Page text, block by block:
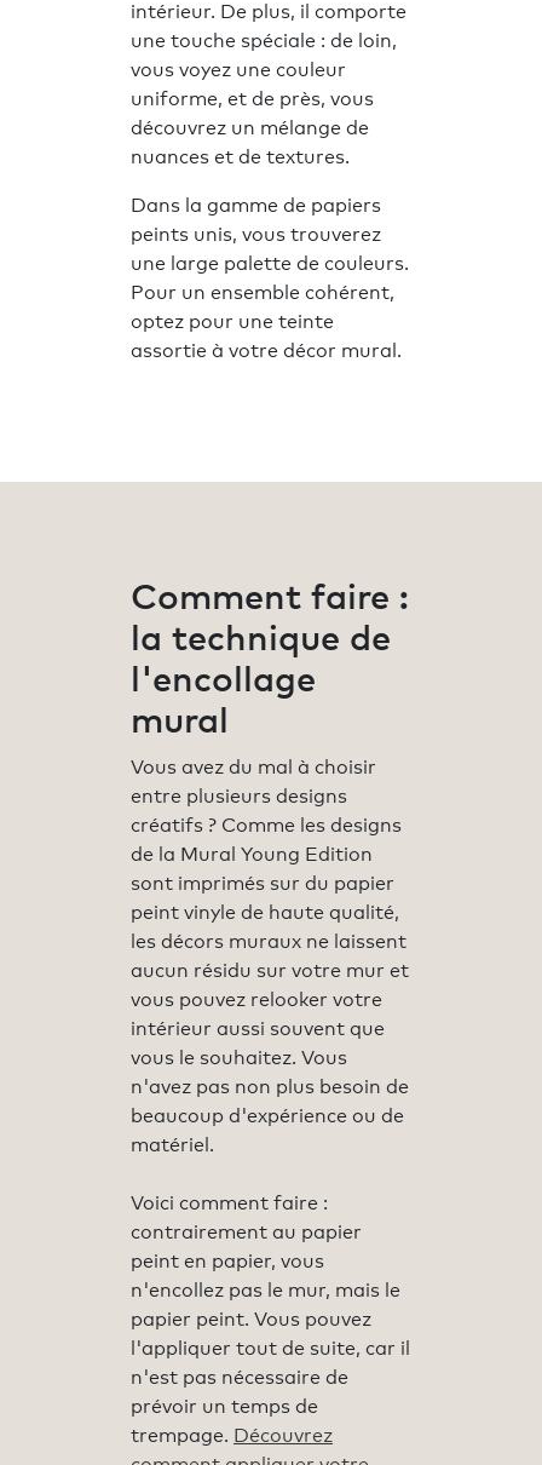
intérieur. De plus, il comporte
une touche spéciale : de loin,
vous voyez une couleur
uniforme, et de près, vous
découvrez un mélange de
nuances et de textures.
Dans la gamme de papiers
peints unis, vous trouverez
une large palette de couleurs.
Pour un ensemble cohérent,
optez pour une teinte
assortie à votre décor mural.
Comment faire :
la technique de
l'encollage
mural
Vous avez du mal à choisir
entre plusieurs designs
créatifs ? Comme les designs
de la Mural Young Edition
sont imprimés sur du papier
peint vinyle de haute qualité,
les décors muraux ne laissent
aucun résidu sur votre mur et
vous pouvez relooker votre
intérieur aussi souvent que
vous le souhaitez. Vous
n'avez pas non plus besoin de
beaucoup d'expérience ou de
matériel.
Voici comment faire :
contrairement au papier
peint en papier, vous
n'encollez pas le mur, mais le
papier peint. Vous pouvez
l'appliquer tout de suite, car il
n'est pas nécessaire de
prévoir un temps de
trempage. Découvrez